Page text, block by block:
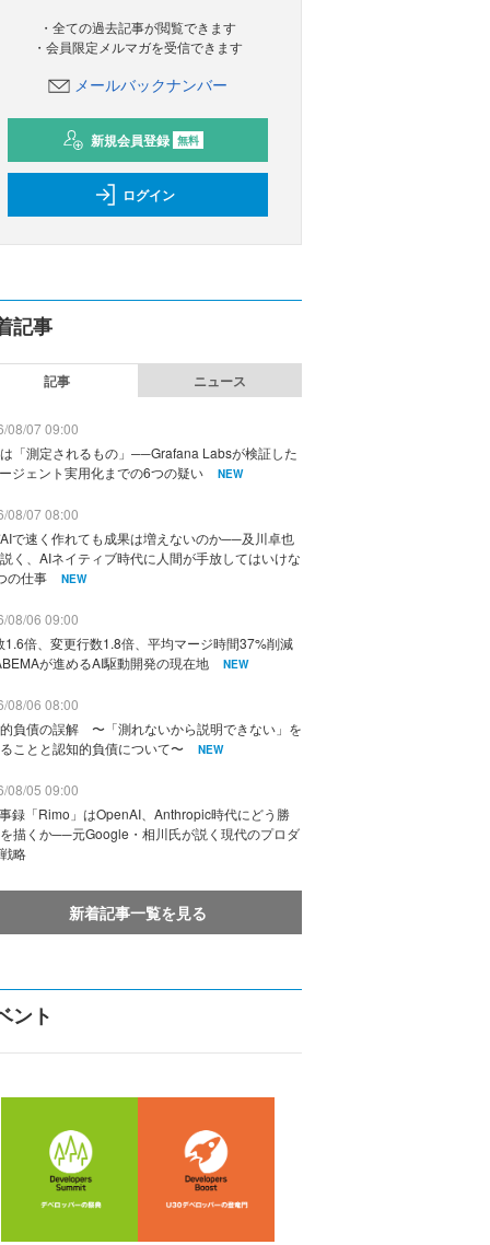
・全ての過去記事が閲覧できます
・会員限定メルマガを受信できます
メールバックナンバー
新規会員登録 無料
ログイン
記事
記事 ニュース
08/07 09:00
「測定されるもの」──Grafana Labsが検証した
ジェント実用化までの6つの疑い
NEW
08/07 08:00
で速く作れても成果は増えないのか──及川卓也
く、AIネイティブ時代に人間が手放してはいけな
の仕事
NEW
08/06 09:00
1.6倍、変更行数1.8倍、平均マージ時間37%削減
が進めるAI駆動開発の現在地
NEW
08/06 08:00
負債の誤解 〜「測れないから説明できない」を
ことと認知的負債について〜
NEW
08/05 09:00
録「Rimo」はOpenAI、Anthropic時代にどう勝
描くか──元Google・相川氏が説く現代のプロダ
略
新着記事一覧を見る
ント